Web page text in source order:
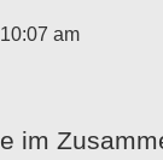
am
im